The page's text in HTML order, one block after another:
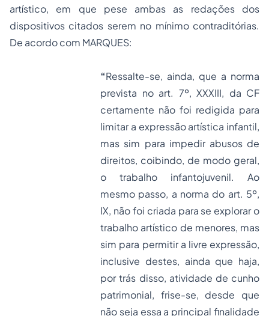
artístico, em que pese ambas as redações dos
dispositivos citados serem no mínimo contraditórias.
De acordo com MARQUES:
“Ressalte-se, ainda, que a norma
prevista no art. 7º, XXXIII, da CF
certamente não foi redigida para
limitar a expressão artística infantil,
mas sim para impedir abusos de
direitos, coibindo, de modo geral,
o trabalho infantojuvenil. Ao
mesmo passo, a norma do art. 5º,
IX, não foi criada para se explorar o
trabalho artístico de menores, mas
sim para permitir a livre expressão,
inclusive destes, ainda que haja,
por trás disso, atividade de cunho
patrimonial, frise-se, desde que
não seja essa a principal finalidade